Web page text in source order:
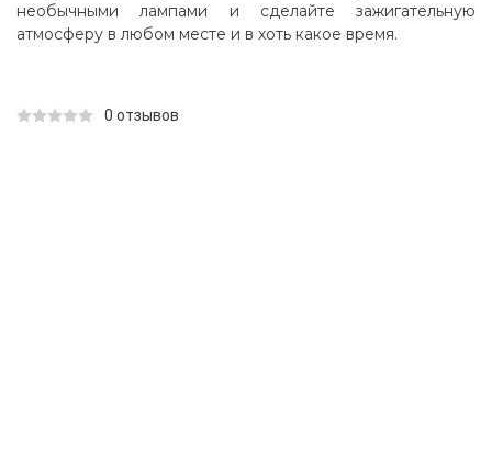
необычными лампами и сделайте зажигательную
атмосферу в любом месте и в хоть какое время.
0 отзывов